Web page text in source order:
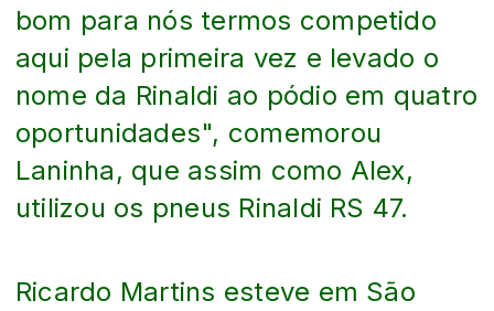
bom para nós termos competido
aqui pela primeira vez e levado o
nome da Rinaldi ao pódio em quatro
oportunidades", comemorou
Laninha, que assim como Alex,
utilizou os pneus Rinaldi RS 47.
Ricardo Martins esteve em São